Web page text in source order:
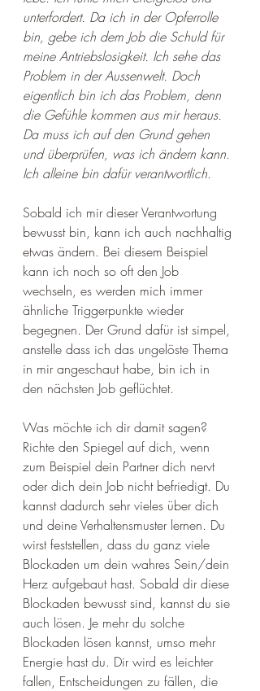
unterfordert. Da ich in der Opferrolle
bin, gebe ich dem Job die Schuld für
meine Antriebslosigkeit. Ich sehe das
Problem in der Aussenwelt. Doch
eigentlich bin ich das Problem, denn
die Gefühle kommen aus mir heraus.
Da muss ich auf den Grund gehen
und überprüfen, was ich ändern kann.
Ich alleine bin dafür verantwortlich.
Sobald ich mir dieser Verantwortung
bewusst bin, kann ich auch nachhaltig
etwas ändern. Bei diesem Beispiel
kann ich noch so oft den Job
wechseln, es werden mich immer
ähnliche Triggerpunkte wieder
begegnen. Der Grund dafür ist simpel,
anstelle dass ich das ungelöste Thema
in mir angeschaut habe, bin ich in
den nächsten Job geflüchtet.
Was möchte ich dir damit sagen?
Richte den Spiegel auf dich, wenn
zum Beispiel dein Partner dich nervt
oder dich dein Job nicht befriedigt. Du
kannst dadurch sehr vieles über dich
und deine Verhaltensmuster lernen. Du
wirst feststellen, dass du ganz viele
Blockaden um dein wahres Sein/dein
Herz aufgebaut hast. Sobald dir diese
Blockaden bewusst sind, kannst du sie
auch lösen. Je mehr du solche
Blockaden lösen kannst, umso mehr
Energie hast du. Dir wird es leichter
fallen, Entscheidungen zu fällen, die